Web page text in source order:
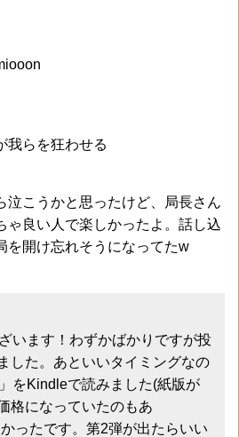
我らを狂わせる
泣こうかと思ったけど、局長さん
ゃ良い人で楽しかったよ。話し込
を開け忘れそうになってたw
います！わずかばかりですが投
した。あといいタイミングなの
をKindleで読みました(紙版が
格になっていたのもあ
ったです。第2弾が出たらいい